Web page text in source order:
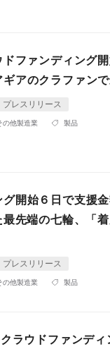
ファンディング
アのクラファンで
プレスリリース
の他製造業 製品
開始６日で支援
先端の七輪、「
プレスリリース
の他製造業 製品
ラウドファンデ